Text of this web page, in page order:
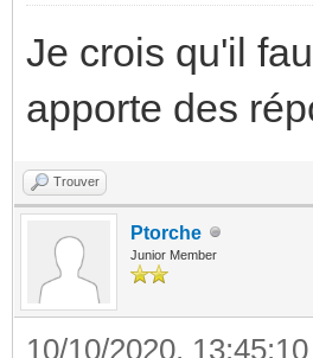
Je crois qu'il
apporte des
Trouver
Ptorche
Junior Member
10/10/2020, 13:45:10